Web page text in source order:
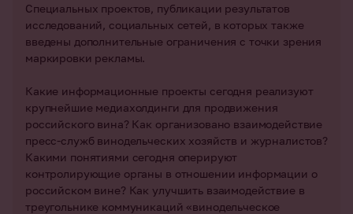
Специальных проектов, публикации результатов
исследований, социальных сетей, в которых также
введены дополнительные ограничения с точки зрения
маркировки рекламы.
Какие информационные проекты сегодня реализуют
крупнейшие медиахолдинги для продвижения
российского вина? Как организовано взаимодействие
пресс-служб винодельческих хозяйств и журналистов?
Какими понятиями сегодня оперируют
контролирующие органы в отношении информации о
российском вине? Как улучшить взаимодействие в
треугольнике коммуникаций «винодельческое